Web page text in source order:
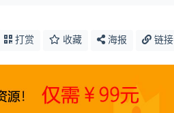
打赏 收藏 海报 链接